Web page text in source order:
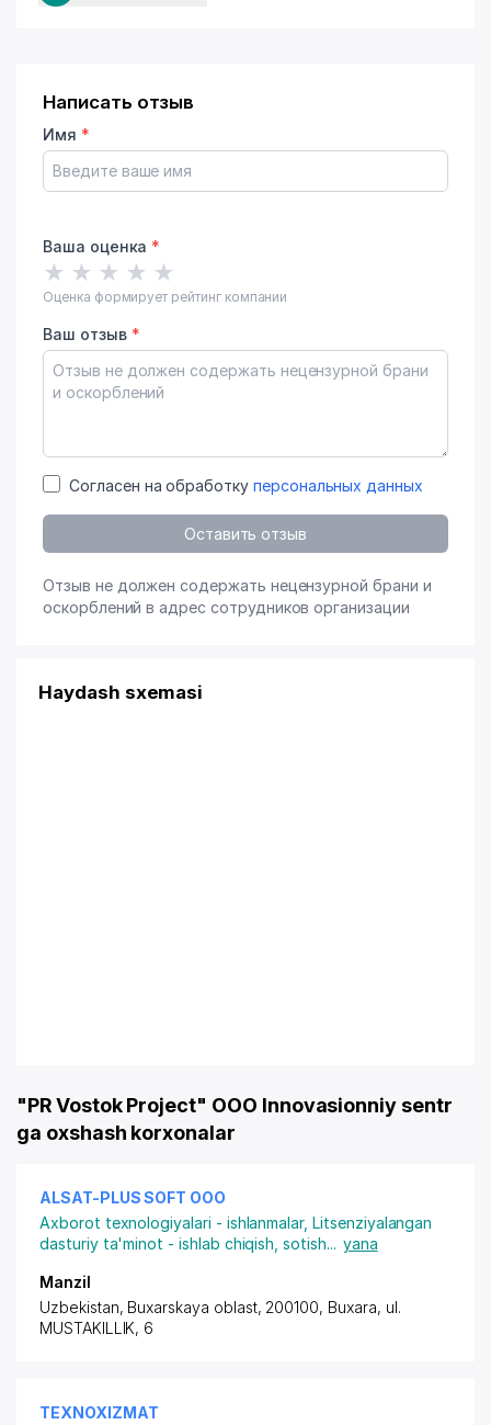
Написать отзыв
Имя *
Ваша оценка *
★ ★ ★ ★ ★
Оценка формирует рейтинг компании
Ваш отзыв *
Согласен на обработку персональных данных
Оставить отзыв
Отзыв не должен содержать нецензурной брани и
оскорблений в адрес сотрудников организации
Haydash sxemasi
"PR Vostok Project" OOO Innovasionniy sentr
ga oxshash korxonalar
ALSAT-PLUS SOFT ООО
Axborot texnologiyalari - ishlanmalar,Litsenziyalangan
dasturiy ta'minot - ishlab chiqish, sotish... yana
Manzil
Uzbekistan, Buxarskaya oblast, 200100, Buxara, ul.
MUSTAKILLIK, 6
TEXNOXIZMAT